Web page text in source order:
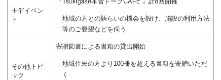
主催イベン
ト
地域の方との語らいの機会を設け、施設の利用方法
等のご要望などを伺う
その他トピ
ック
寄贈図書による書籍の貸出開始
地域住民の方より100冊を超える書籍を寄贈いただ
く